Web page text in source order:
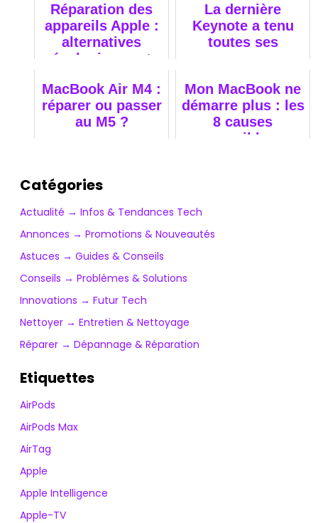
Réparation des
appareils Apple :
alternatives
écologiques et
La dernière
Keynote a tenu
toutes ses
MacBook Air M4 :
réparer ou passer
au M5 ?
Mon MacBook ne
démarre plus : les
8 causes
possibles
Catégories
Actualité → Infos & Tendances Tech
Annonces → Promotions & Nouveautés
Astuces → Guides & Conseils
Conseils → Problèmes & Solutions
Innovations → Futur Tech
Nettoyer → Entretien & Nettoyage
Réparer → Dépannage & Réparation
Etiquettes
AirPods
AirPods Max
AirTag
Apple
Apple Intelligence
Apple-TV